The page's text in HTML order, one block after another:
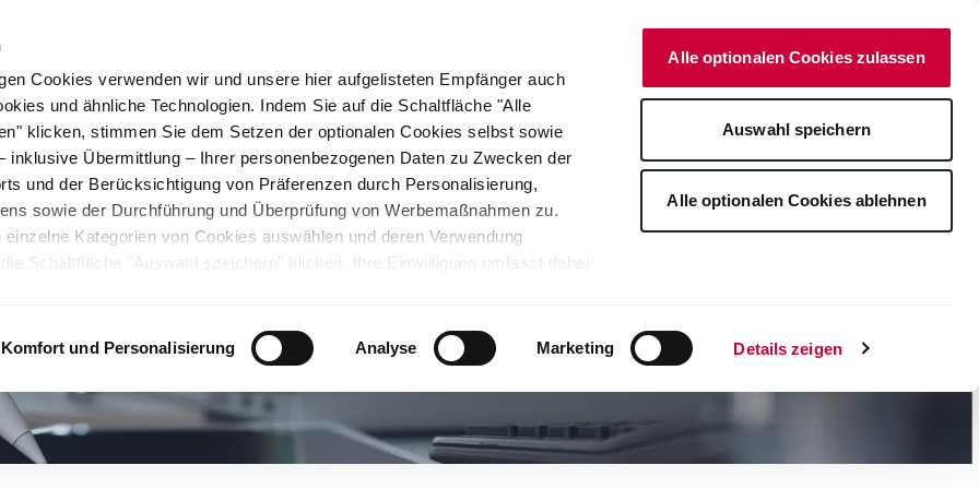
Cookies verwenden wir und unsere hier aufgelisteten Empfänger auch
und ähnliche Technologien. Indem Sie auf die Schaltfläche "Alle
klicken, stimmen Sie dem Setzen der optionalen Cookies selbst sowie
inklusive Übermittlung – Ihrer personenbezogenen Daten zu Zwecken der
und der Berücksichtigung von Präferenzen durch Personalisierung,
sowie der Durchführung und Überprüfung von Werbemaßnahmen zu.
Kategorien von Cookies auswählen und deren Verwendung
Schaltfläche "Auswahl speichern" klicken. Ihre Einwilligung umfasst dabei
können und Ihre Datenschutzrechte eingeschränkt sind. Weitere
Cookies und ähnlichen Technologien sowie zur Verarbeitung Ihrer
z.B. zu den verarbeiteten Daten, den Speicherdauern und den
Sie durch Anklicken von "Details zeigen" oder durch Aufrufen
, die am Ende der Webseite verlinkt ist, wählen und finden. Je nach den
Komfort und Personalisierung Analyse Marketing Details zeigen
Alle optionalen Cookies zulassen
Auswahl speichern
Alle optionalen Cookies ablehnen
Stahl Nachhaltigkeit Karriere Standorte